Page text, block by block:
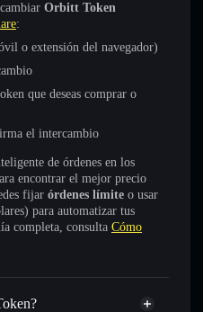
Orbitt Token
:
o extensión del navegador)
que deseas comprar o
el intercambio
de órdenes en los
encontrar el mejor precio
fijar órdenes límite o usar
para automatizar tus
completa, consulta Cómo